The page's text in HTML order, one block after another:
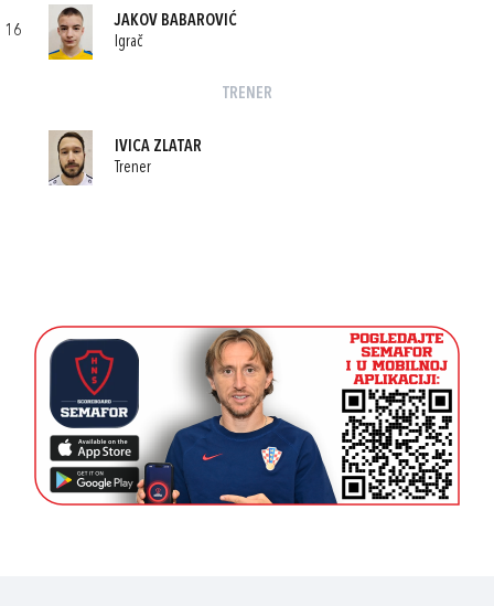
16
JAKOV BABAROVIĆ
Igrač
TRENER
IVICA ZLATAR
Trener